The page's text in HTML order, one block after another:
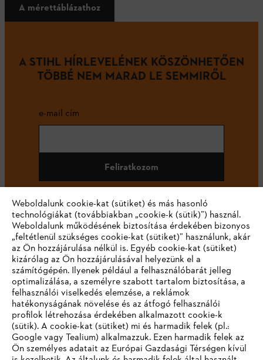
A mérettáblázathoz
A STIHL HÍRLEVELÉNEK KÖSZÖNHETŐEN
TÖBBÉ NEM MARAD LE SEMMIRŐL
e-mail cím
Feliratkozom
#STIHL
Vállalat
Weboldalunk cookie-kat (sütiket) és más hasonló
technológiákat (továbbiakban „cookie-k (sütik)”) használ.
Weboldalunk működésének biztosítása érdekében bizonyos
„feltétlenül szükséges cookie-kat (sütiket)” használunk, akár
az Ön hozzájárulása nélkül is. Egyéb cookie-kat (sütiket)
kizárólag az Ön hozzájárulásával helyezünk el a
számítógépén. Ilyenek például a felhasználóbarát jelleg
optimalizálása, a személyre szabott tartalom biztosítása, a
felhasználói viselkedés elemzése, a reklámok
hatékonyságának növelése és az átfogó felhasználói
profilok létrehozása érdekében alkalmazott cookie-k
(sütik). A cookie-kat (sütiket) mi és harmadik felek (pl.:
Google vagy Tealium) alkalmazzuk. Ezen harmadik felek az
Ön személyes adatait az Európai Gazdasági Térségen kívül